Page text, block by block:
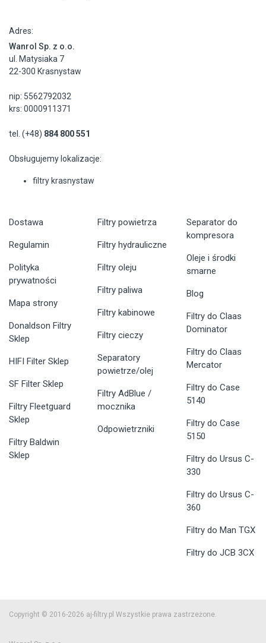
Adres:
Wanrol Sp. z o.o.
ul. Matysiaka 7
22-300 Krasnystaw
nip: 5562792032
krs: 0000911371
tel. (+48) 884 800 551
Obsługujemy lokalizacje:
filtry krasnystaw
Dostawa
Regulamin
Polityka
prywatności
Mapa strony
Donaldson Filtry
Sklep
HIFI Filter Sklep
SF Filter Sklep
Filtry Fleetguard
Sklep
Filtry Baldwin
Sklep
Filtry powietrza
Filtry hydrauliczne
Filtry oleju
Filtry paliwa
Filtry kabinowe
Filtry cieczy
Separatory
powietrze/olej
Filtry AdBlue /
mocznika
Odpowietrzniki
Separator do
kompresora
Oleje i środki
smarne
Blog
Filtry do Claas
Dominator
Filtry do Claas
Mercator
Filtry do Case
5140
Filtry do Case
5150
Filtry do Ursus C-
330
Filtry do Ursus C-
360
Filtry do Man TGX
Filtry do JCB 3CX
Copyright © 2016-2026 aj-filtry.pl Wszystkie prawa zastrzeżone.